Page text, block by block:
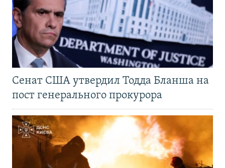
Сенат США утвердил Тодда Бланша на
пост генерального прокурора